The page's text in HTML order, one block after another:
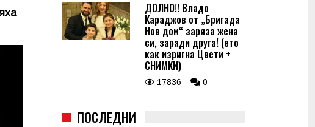
ДОЛНО!! Владо
Караджов от „Бригада
Нов дом“ заряза жена
си, заради друга! (ето
как изригна Цвети +
СНИМКИ)
17836 0
ПОСЛЕДНИ